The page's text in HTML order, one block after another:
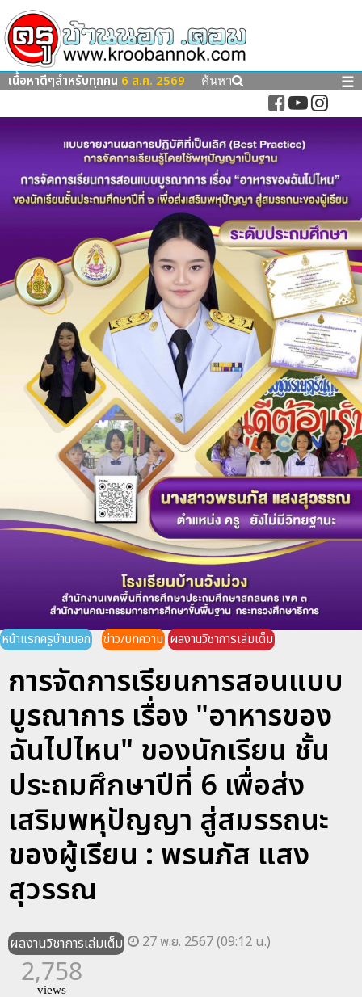
เนื้อหาดีๆสำหรับทุกคน 6 ส.ค. 2569 ค้นหา ☰
หน้าแรกครูบ้านนอก ข่าว/บทความ ผลงานวิชาการเล่มเต็ม
การจัดการเรียนการสอนแบบ
บูรณาการ เรื่อง "อาหารของ
ฉันไปไหน" ของนักเรียน ชั้น
ประถมศึกษาปีที่ 6 เพื่อส่ง
เสริมพหุปัญญา สู่สมรรถนะ
ของผู้เรียน : พรนภัส แสง
สุวรรณ
ผลงานวิชาการเล่มเต็ม 27 พ.ย. 2567 (09:12 น.)
2,758
views